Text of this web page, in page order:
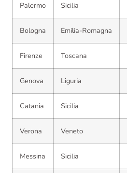
Palermo Sicilia
Bologna Emilia-Romagna
Firenze Toscana
Genova Liguria
Catania Sicilia
Verona Veneto
Messina Sicilia